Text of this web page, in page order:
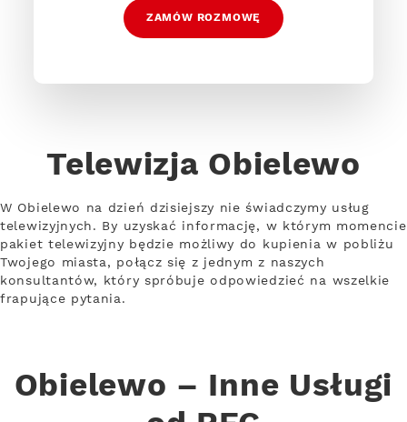
ZAMÓW ROZMOWĘ
Telewizja Obielewo
W Obielewo na dzień dzisiejszy nie świadczymy usług
telewizyjnych. By uzyskać informację, w którym momencie
pakiet telewizyjny będzie możliwy do kupienia w pobliżu
Twojego miasta, połącz się z jednym z naszych
konsultantów, który spróbuje odpowiedzieć na wszelkie
frapujące pytania.
Obielewo – Inne Usługi